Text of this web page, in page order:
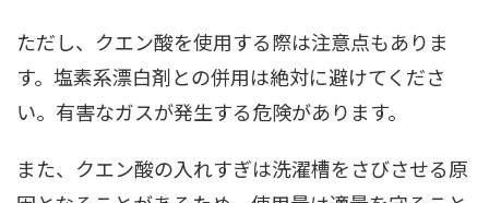
ただし、クエン酸を使用する際は注意点もありま
す。塩素系漂白剤との併用は絶対に避けてくださ
い。有害なガスが発生する危険があります。
また、クエン酸の入れすぎは洗濯槽をさびさせる原